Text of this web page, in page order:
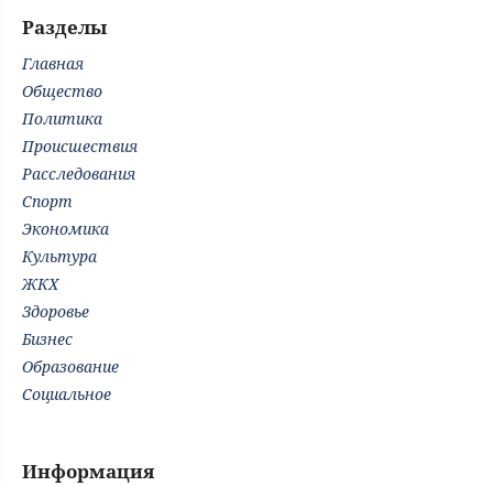
Разделы
Главная
Общество
Политика
Происшествия
Расследования
Спорт
Экономика
Культура
ЖКХ
Здоровье
Бизнес
Образование
Социальное
Информация